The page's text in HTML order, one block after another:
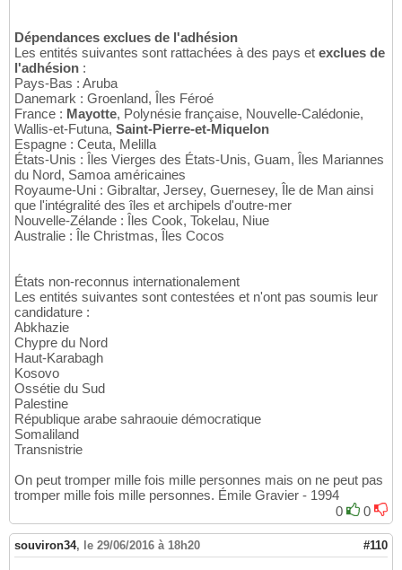
Dépendances exclues de l'adhésion
Les entités suivantes sont rattachées à des pays et exclues de
l'adhésion :
Pays-Bas : Aruba
Danemark : Groenland, Îles Féroé
France : Mayotte, Polynésie française, Nouvelle-Calédonie,
Wallis-et-Futuna, Saint-Pierre-et-Miquelon
Espagne : Ceuta, Melilla
États-Unis : Îles Vierges des États-Unis, Guam, Îles Mariannes
du Nord, Samoa américaines
Royaume-Uni : Gibraltar, Jersey, Guernesey, Île de Man ainsi
que l'intégralité des îles et archipels d'outre-mer
Nouvelle-Zélande : Îles Cook, Tokelau, Niue
Australie : Île Christmas, Îles Cocos
États non-reconnus internationalement
Les entités suivantes sont contestées et n'ont pas soumis leur
candidature :
Abkhazie
Chypre du Nord
Haut-Karabagh
Kosovo
Ossétie du Sud
Palestine
République arabe sahraouie démocratique
Somaliland
Transnistrie
On peut tromper mille fois mille personnes mais on ne peut pas
tromper mille fois mille personnes. Émile Gravier - 1994
0
0
souviron34, le 29/06/2016 à 18h20 #110